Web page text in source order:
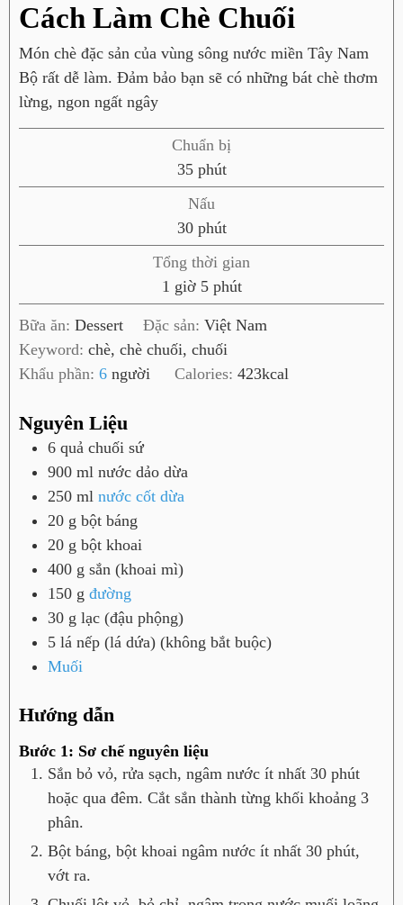
Cách Làm Chè Chuối
Món chè đặc sản của vùng sông nước miền Tây Nam
Bộ rất dễ làm. Đảm bảo bạn sẽ có những bát chè thơm
lừng, ngon ngất ngây
Chuẩn bị
35p
h
t
phút
Nấu
30p
h
t
phút
Tổng thời gian
1 g
i
ờ
giờ 5p
h
ú
t
phút
Bữa ăn: Dessert Đặc sản:Việt Nam
Keyword: chè, chè chuối, chuối
Khẩu phần: 6 người Calories:423kcal
Nguyên Liệu
6 quả chuối sứ
900 ml nước dảo dừa
250 ml nước cốt dừa
20 g bột báng
20 g bột khoai
400 g sắn (khoai mì)
150 g đường
30 g lạc (đậu phộng)
5 lá nếp (lá dứa) (không bắt buộc)
Muối
Hướng dẫn
Bước 1: Sơ chế nguyên liệu
Sắn bỏ vỏ, rửa sạch, ngâm nước ít nhất 30 phút
hoặc qua đêm. Cắt sắn thành từng khối khoảng 3
phân.
Bột báng, bột khoai ngâm nước ít nhất 30 phút,
vớt ra.